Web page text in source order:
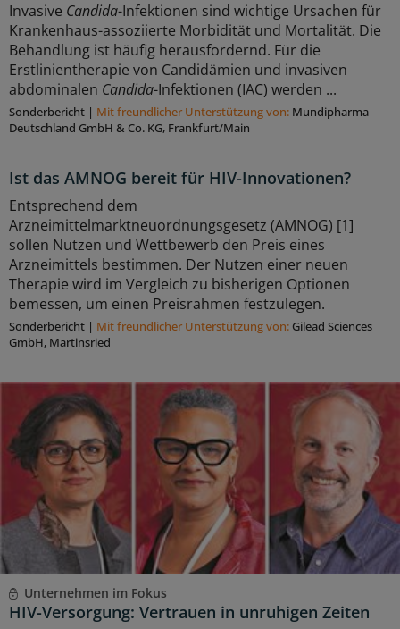
Invasive Candida-Infektionen sind wichtige Ursachen für
Krankenhaus-assoziierte Morbidität und Mortalität. Die
Behandlung ist häufig herausfordernd. Für die
Erstlinientherapie von Candidämien und invasiven
abdominalen Candida-Infektionen (IAC) werden ...
Sonderbericht | Mit freundlicher Unterstützung von: Mundipharma
Deutschland GmbH & Co. KG, Frankfurt/Main
Ist das AMNOG bereit für HIV-Innovationen?
Entsprechend dem
Arzneimittelmarktneuordnungsgesetz (AMNOG) [1]
sollen Nutzen und Wettbewerb den Preis eines
Arzneimittels bestimmen. Der Nutzen einer neuen
Therapie wird im Vergleich zu bisherigen Optionen
bemessen, um einen Preisrahmen festzulegen.
Sonderbericht | Mit freundlicher Unterstützung von: Gilead Sciences
GmbH, Martinsried
Unternehmen im Fokus
HIV-Versorgung: Vertrauen in unruhigen Zeiten